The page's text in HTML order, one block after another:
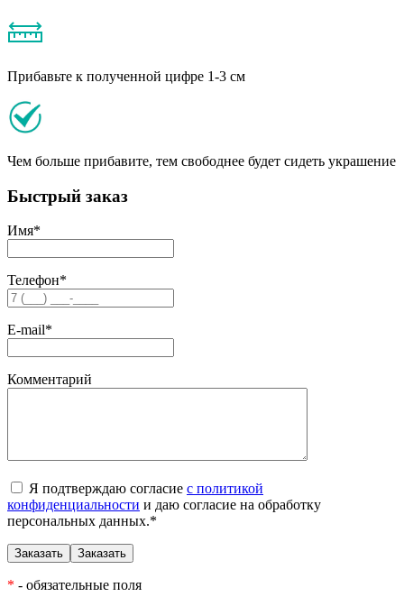
Прибавьте к полученной цифре 1-3 см
Чем больше прибавите, тем свободнее будет сидеть украшение
Быстрый заказ
Имя*
Телефон*
E-mail*
Комментарий
Я подтверждаю согласие с политикой
конфиденциальности и даю согласие на обработку
персональных данных.*
* - обязательные поля